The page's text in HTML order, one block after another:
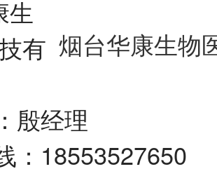
烟台华康生物
殷经理
：18553527650